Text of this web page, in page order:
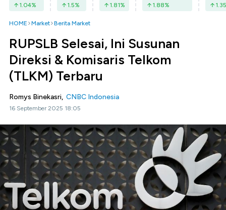
1.04% 1.5% 1.81% 1.88% 1.35
HOME Market Berita Market
RUPSLB Selesai, Ini Susunan
Direksi & Komisaris Telkom
(TLKM) Terbaru
Romys Binekasri, CNBC Indonesia
16 September 2025 18:05